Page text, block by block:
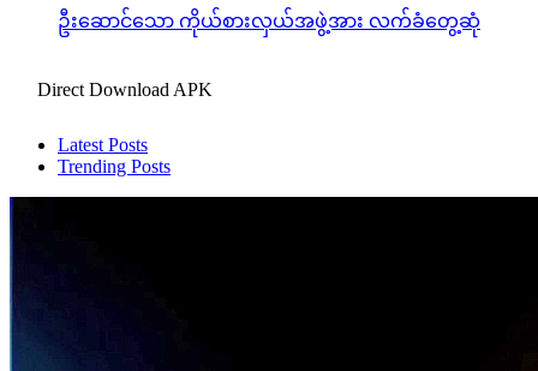
ဦးဆောင်သော ကိုယ်စားလှယ်အဖွဲ့အား လက်ခံတွေ့ဆုံ
Direct Download APK
Latest Posts
Trending Posts